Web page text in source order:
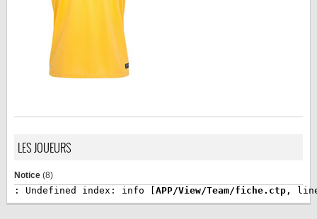
LES JOUEURS
Notice (8)
: Undefined index: info [APP/View/Team/fiche.ctp,